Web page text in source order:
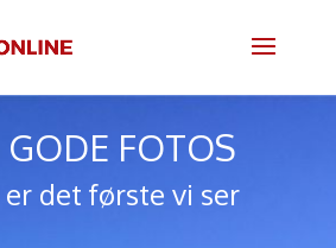
GODE FOTOS
det første vi ser